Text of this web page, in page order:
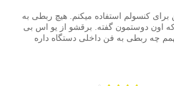
کنسولم استفاده میکنم. هیچ ربطی به
اون دوستمون گفته. برقشو از یو اس بی
چه ربطی به فن داخلی دستگاه داره